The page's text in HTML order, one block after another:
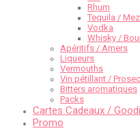
Rhum
Tequila /
Vodka
Whisky /
Apéritifs / Amers
Liqueurs
Vermouths
Vin pétillant /
Bitters aromatiques
Packs
Cartes Cadeaux /
Promo